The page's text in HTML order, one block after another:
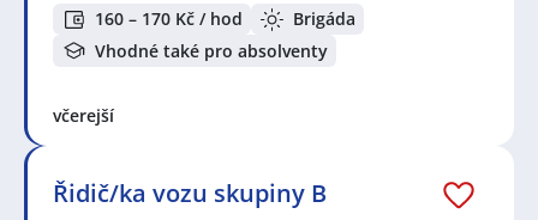
160 – 170 Kč / hod
Brigáda
Vhodné také pro absolventy
včerejší
Řidič/ka vozu skupiny B